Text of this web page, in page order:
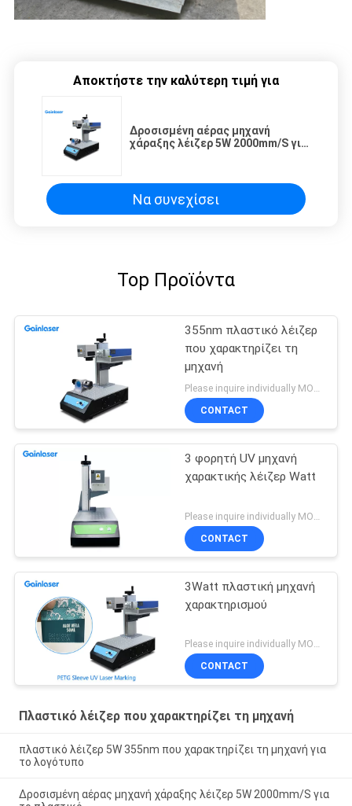
Αποκτήστε την καλύτερη τιμή για
Δροσισμένη αέρας μηχανή
χάραξης λέιζερ 5W 2000mm/S για
Να συνεχίσει
Top Προϊόντα
355nm πλαστικό λέιζερ
που χαρακτηρίζει τη
μηχανή
CONTACT
3 φορητή UV μηχανή
χαρακτικής λέιζερ Watt
CONTACT
3Watt πλαστική μηχανή
χαρακτηρισμού
Please inquire individually MOQ:1
CONTACT
Πλαστικό λέιζερ που χαρακτηρίζει τη μηχανή
πλαστικό λέιζερ 5W 355nm που χαρακτηρίζει τη μηχανή για
το λογότυπο
Δροσισμένη αέρας μηχανή χάραξης λέιζερ 5W 2000mm/S για